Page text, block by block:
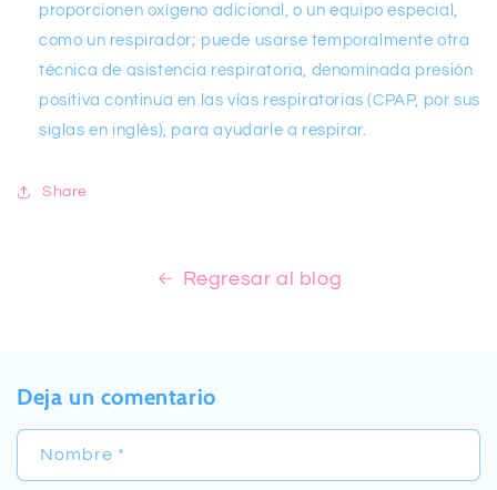
proporcionen oxígeno adicional, o un equipo especial,
como un respirador; puede usarse temporalmente otra
técnica de asistencia respiratoria, denominada presión
positiva continua en las vías respiratorias (CPAP, por sus
siglas en inglés), para ayudarle a respirar.
Share
Regresar al blog
Deja un comentario
Nombre *